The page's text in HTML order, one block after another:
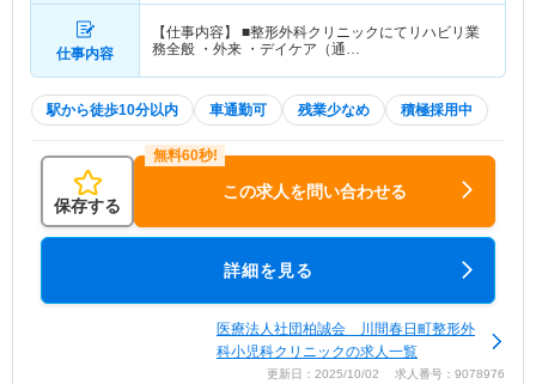
仕事内容
【仕事内容】 ■整形外科クリニックにてリハビリ業
務全般 ・外来 ・デイケア（通…
駅から徒歩10分以内 車通勤可 残業少なめ 積極採用中
保存する
この求人を問い合わせる
詳細を見る
医療法人社団柏誠会 川間春日町整形外
科小児科クリニックの求人一覧
更新日：2025/10/02 求人番号：9078976